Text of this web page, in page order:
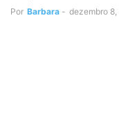
Por Barbara - dezembro